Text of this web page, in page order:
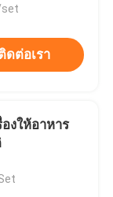
set
ดต่อเรา
งให้อาหาร